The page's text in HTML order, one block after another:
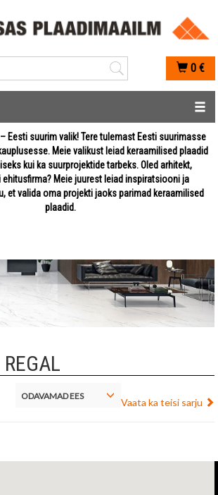
Mobiilis otsimise sisestus
0 €
Eesti suurim valik! Tere tulemast Eesti suurimasse
Meie valikust leiad keraamilised plaadid
kui ka suurprojektide tarbeks. Oled arhitekt,
Meie juurest leiad inspiratsiooni ja
et valida oma projekti jaoks parimad keraamilised
plaadid.
Vaata ka teisi sarju
ODAVAMAD EES